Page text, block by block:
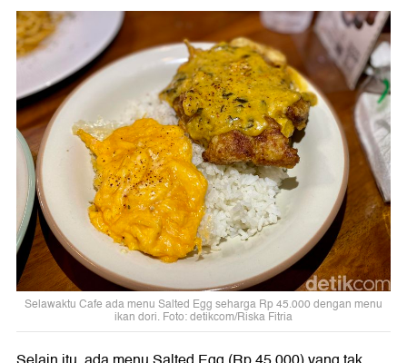
Selawaktu Cafe ada menu Salted Egg seharga Rp 45.000 dengan menu
ikan dori. Foto: detikcom/Riska Fitria